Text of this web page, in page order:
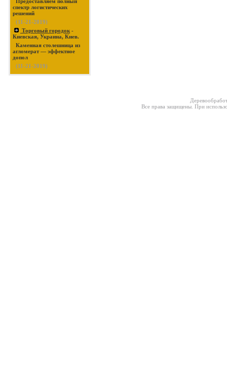
спектр логистических
решений
(11-21-2019)
Торговый городок -
Киевская, Украина, Киев.
Каменная столешница из
агломерат — эффектное
допол
(11-21-2019)
Все права защищены. При